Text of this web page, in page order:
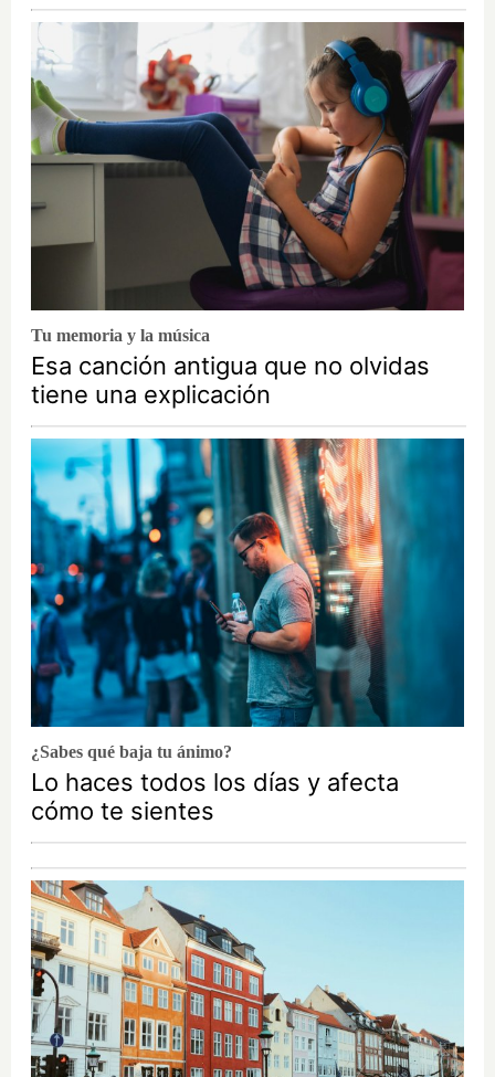
Tu memoria y la música
Esa canción antigua que no olvidas
tiene una explicación
¿Sabes qué baja tu ánimo?
Lo haces todos los días y afecta
cómo te sientes